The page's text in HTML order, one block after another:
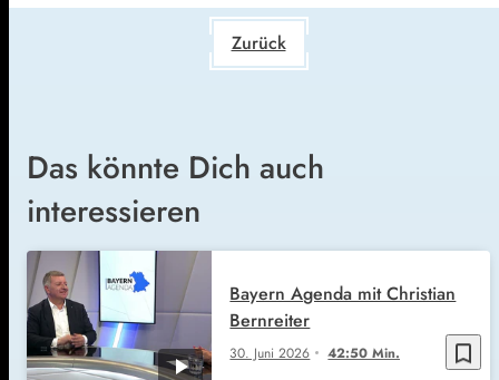
Zurück
Das könnte Dich auch
interessieren
bookmark_border
30. Juni 2026 42:50 Min.
Bayern Agenda mit Christian
Bernreiter